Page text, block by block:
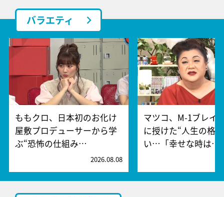
バラエティ
ももクロ、日本初のお化け
屋敷プロデューサーから学
ぶ“恐怖の仕組み…
2026.08.08
マツコ、M-1ブレイ
に授けた“人生の格
い…「幸せな時は…